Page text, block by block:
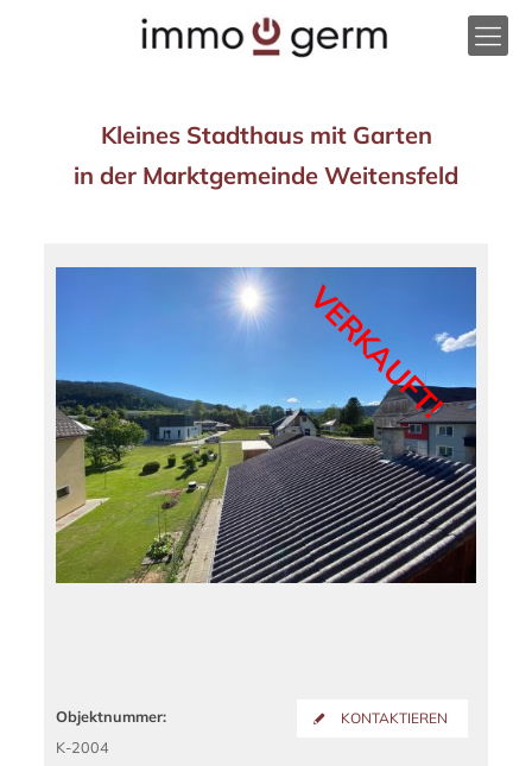
Kleines Stadthaus mit Garten
in der Marktgemeinde Weitensfeld
VERKAUFT!
KONTAKTIEREN
Objektnummer:
K-2004